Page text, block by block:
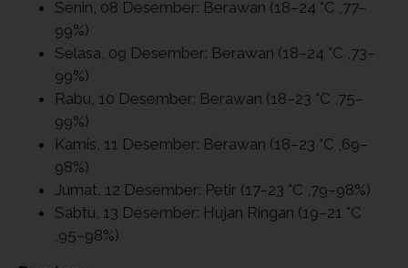
Senin, 08 Desember: Berawan (18–24 °C ,77–
99%)
Selasa, 09 Desember: Berawan (18–24 °C ,73–
99%)
Rabu, 10 Desember: Berawan (18–23 °C ,75–
99%)
Kamis, 11 Desember: Berawan (18–23 °C ,69–
98%)
Jumat, 12 Desember: Petir (17–23 °C ,79–98%)
Sabtu, 13 Desember: Hujan Ringan (19–21 °C
,95–98%)